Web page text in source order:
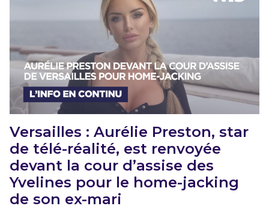
Versailles : Aurélie Preston, star
de télé-réalité, est renvoyée
devant la cour d’assise des
Yvelines pour le home-jacking
de son ex-mari